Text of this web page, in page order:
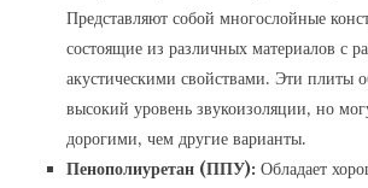
Представляют собой многослойные
состоящие из различных материалов с
акустическими свойствами. Эти плиты
высокий уровень звукоизоляции‚ но
дорогими‚ чем другие варианты.
Пенополиуретан (ППУ): Обладает